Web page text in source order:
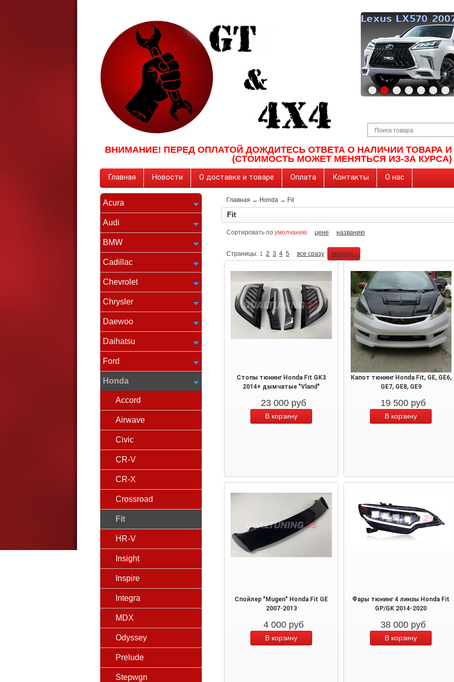
ВНИМАНИЕ! ПЕРЕД ОПЛАТОЙ ДОЖДИТЕСЬ ОТВЕТА О НАЛИЧИИ ТОВАРА
(СТОИМОСТЬ МОЖЕТ МЕНЯТЬСЯ ИЗ-ЗА КУРСА)
Главная Новости О доставке и товаре Оплата Контакты О нас
Acura
Audi
BMW
Cadillac
Chevrolet
Chrysler
Daewoo
Daihatsu
Ford
Honda
Accord
Airwave
Civic
CR-V
CR-X
Crossroad
Fit
HR-V
Insight
Inspire
Integra
MDX
Odyssey
Prelude
Stepwgn
Главная → Honda → Fit
Fit
Сортировать по умолчанию цене названию
Страницы: 1 2 3 4 5 все сразу вперед→
Стопы тюнинг Honda Fit GK3
2014+ дымчатые "Vland"
23 000 руб
Капот тюнинг Honda Fit, GE, GE6,
GE7, GE8, GE9
19 500 руб
Спойлер "Mugen" Honda Fit GE
2007-2013
4 000 руб
Фары тюнинг 4 линзы Honda Fit
GP/GK 2014-2020
38 000 руб